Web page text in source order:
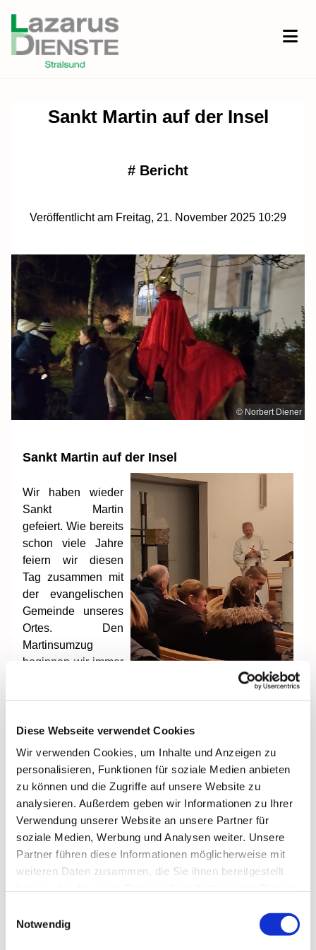
Diese Webseite verwendet Cookies
Wir verwenden Cookies, um Inhalte und Anzeigen zu
personalisieren, Funktionen für soziale Medien anbieten
zu können und die Zugriffe auf unsere Website zu
analysieren. Außerdem geben wir Informationen zu Ihrer
Verwendung unserer Website an unsere Partner für
soziale Medien, Werbung und Analysen weiter. Unsere
Partner führen diese Informationen möglicherweise mit
weiteren Daten zusammen, die Sie ihnen bereitgestellt
Notwendig
Sankt Martin auf der Insel
# Bericht
Veröffentlicht am Freitag, 21. November 2025 10:29
© Norbert Diener
Sankt Martin auf der Insel
Wir haben wieder
Sankt Martin
gefeiert. Wie bereits
schon viele Jahre
feiern wir diesen
Tag zusammen mit
der evangelischen
Gemeinde unseres
Ortes.
Den
Martinsumzug
beginnen wir immer
Schauspielern eine Spielszene dargestellt, in der an
die berühmteste Legende aus dem Leben des
Heiligen erinnert wird. Als römischer Soldat traf er
einen frierenden Bettler. Um diesem zu helfen, soll
Martin mit dem Schwert seinen Mantel zerteilt haben.
Nachts sei ihm dann Christus erschienen, bekleidet
mit dem Mantel.
Die Schauspieler wurden von der
Kurverwaltung gebucht.
Mit dem traditionellen Laternenumzug und „Martin“ auf
dem Pferd ging es dann zur katholischen Kirche. Auch
leitete mit Fackeln den
Umzug.Hier begrüßte Diakon Werner Ross ganz